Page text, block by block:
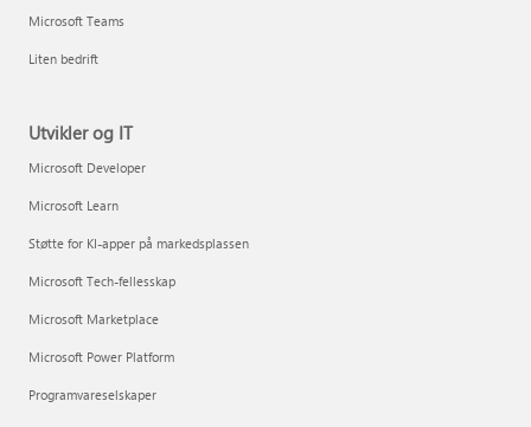
Microsoft Teams
Liten bedrift
Utvikler og IT
Microsoft Developer
Microsoft Learn
Støtte for KI-apper på markedsplassen
Microsoft Tech-fellesskap
Microsoft Marketplace
Microsoft Power Platform
Programvareselskaper